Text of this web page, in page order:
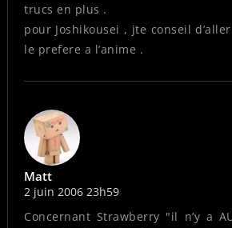
trucs en plus .
pour Joshikousei , jte conseil
le prefere a l’anime .
Matt
2 juin 2006 23h59
Concernant Strawberry "il n’y a